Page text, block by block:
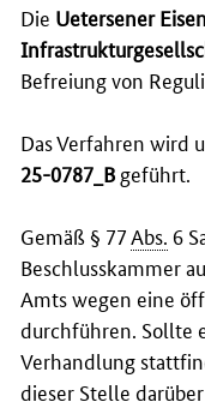
Die Uetersener
Befreiung von
Das Verfahren wird
25-0787_B geführt.
Gemäß § 77 Abs. 6
Beschlusskammer
Amts wegen eine
durchführen. Sollte
Verhandlung
dieser Stelle